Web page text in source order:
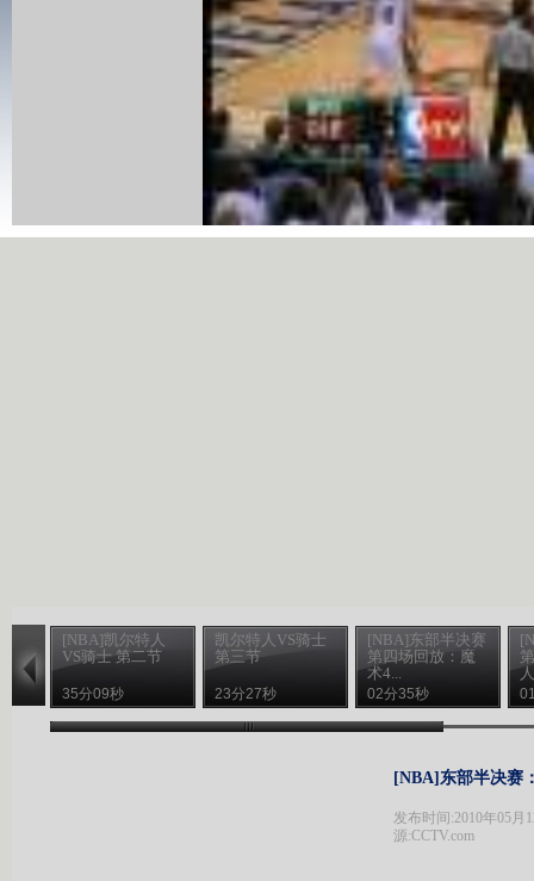
[NBA]凯尔特人
VS骑士 第二节
35分09秒
凯尔特人VS骑士
第三节
23分27秒
[NBA]东部半决赛
第四场回放：魔
术4...
02分35秒
[NBA]东部半决赛
发布时间:2010年05月
源:CCTV.com